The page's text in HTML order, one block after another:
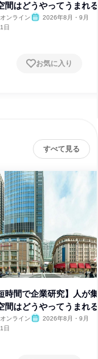
間はどうやってうまれ
オンライン
2026年8月・9月
1日
お気に入り
すべて見る
時間で企業研究】人が
間はどうやってうまれ
オンライン
2026年8月・9月
1日